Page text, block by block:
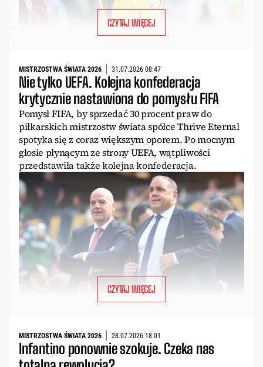
CZYTAJ WIĘCEJ
MISTRZOSTWA ŚWIATA 2026 31.07.2026 08:47
Nie tylko UEFA. Kolejna konfederacja
krytycznie nastawiona do pomysłu FIFA
Pomysł FIFA, by sprzedać 30 procent praw do
piłkarskich mistrzostw świata spółce Thrive Eternal
spotyka się z coraz większym oporem. Po mocnym
głosie płynącym ze strony UEFA, wątpliwości
przedstawiła także kolejna konfederacja.
CZYTAJ WIĘCEJ
MISTRZOSTWA ŚWIATA 2026 28.07.2026 18:01
Infantino ponownie szokuje. Czeka nas